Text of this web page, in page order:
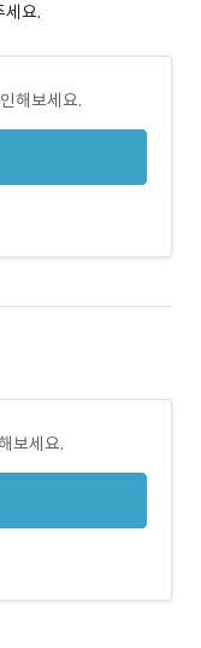
세요.
해보세요.
보세요.